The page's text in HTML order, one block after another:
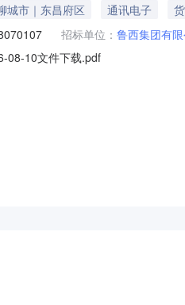
城市｜东昌府区 通讯电子
招标单位： 鲁西集团有
08-10文件下载.pdf